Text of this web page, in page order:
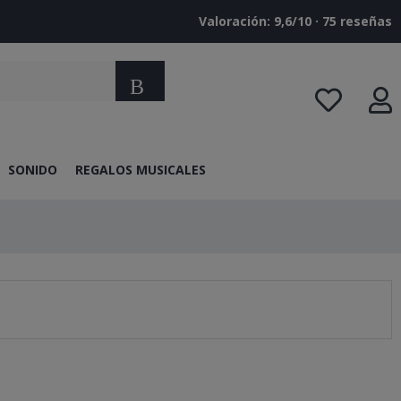
Valoración: 9,6/10 · ‎75 reseñas
Buscar
SONIDO REGALOS MUSICALES